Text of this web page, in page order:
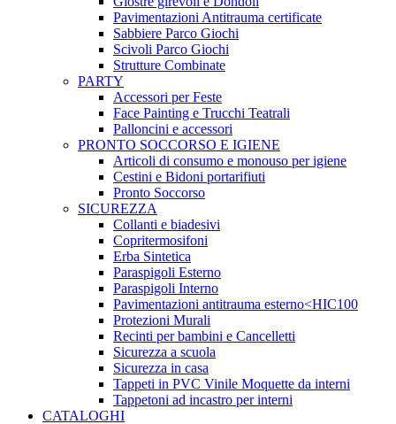
Pavimentazioni Antitrauma certificate
Sabbiere Parco Giochi
Scivoli Parco Giochi
Strutture Combinate
PARTY
Accessori per Feste
Face Painting e Trucchi Teatrali
Palloncini e accessori
PRONTO SOCCORSO E IGIENE
Articoli di consumo e monouso per igiene
Cestini e Bidoni portarifiuti
Pronto Soccorso
SICUREZZA
Collanti e biadesivi
Copritermosifoni
Erba Sintetica
Paraspigoli Esterno
Paraspigoli Interno
Pavimentazioni antitrauma esterno<HIC100
Protezioni Murali
Recinti per bambini e Cancelletti
Sicurezza a scuola
Sicurezza in casa
Tappeti in PVC Vinile Moquette da interni
Tappetoni ad incastro per interni
CATALOGHI